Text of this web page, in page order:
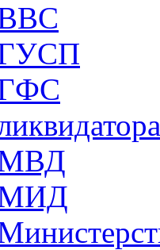
ГУСП
МВД
МИД